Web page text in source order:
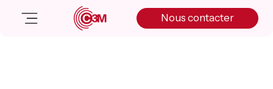
Nous contacter